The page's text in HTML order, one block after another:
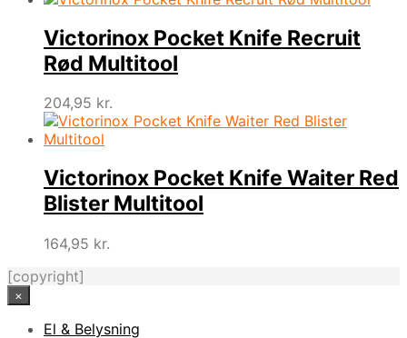
Victorinox Pocket Knife Recruit
Rød Multitool
204,95 kr.
Victorinox Pocket Knife Waiter Red
Blister Multitool
164,95 kr.
[copyright]
×
El & Belysning